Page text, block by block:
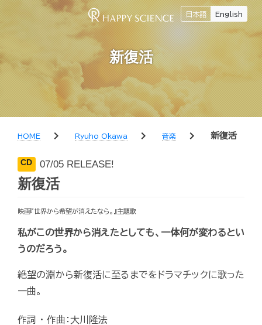
日本語 English
新復活
HOME chevron_right Ryuho Okawa chevron_right 音楽 chevron_right 新復活
CD 07/05 RELEASE!
新復活
映画『世界から希望が消えたなら。』主題歌
私がこの世界から消えたとしても、一体何が変わるとい
うのだろう。
絶望の淵から新復活に至るまでをドラマチックに歌った
一曲。
作詞 ・ 作曲：大川隆法